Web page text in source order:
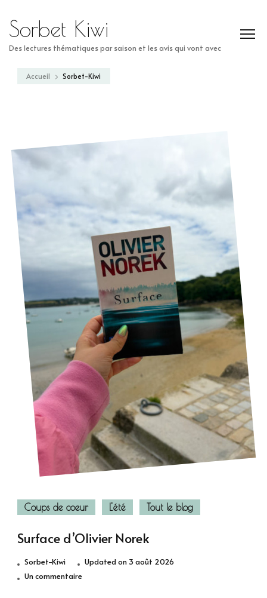
Sorbet Kiwi
Des lectures thématiques par saison et les avis qui vont avec
Accueil Sorbet-Kiwi
Coups de coeur L'été Tout le blog
Surface d’Olivier Norek
Sorbet-Kiwi Updated on 3 août 2026
Un commentairesur